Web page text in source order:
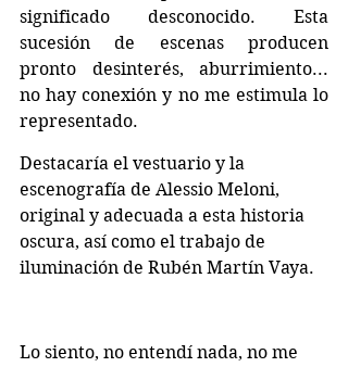
significado desconocido. Esta
sucesión de escenas producen
pronto desinterés, aburrimiento...
no hay conexión y no me estimula lo
representado.
Destacaría el vestuario y la
escenografía de Alessio Meloni,
original y adecuada a esta historia
oscura, así como el trabajo de
iluminación de Rubén Martín Vaya.
Lo siento, no entendí nada, no me